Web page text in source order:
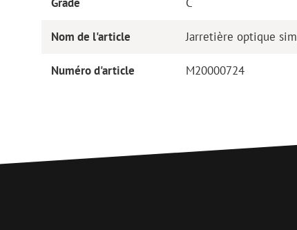
Nom de l'article Jarretière optique
Numéro d'article M20000724